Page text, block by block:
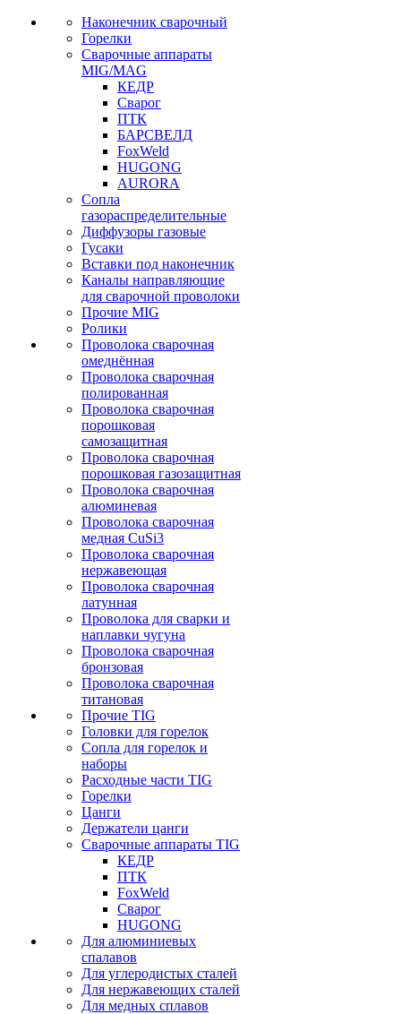
Наконечник сварочный
Горелки
Сварочные аппараты
MIG/MAG
КЕДР
Сварог
ПТК
БАРСВЕЛД
FoxWeld
HUGONG
AURORA
Сопла
газораспределительные
Диффузоры газовые
Гусаки
Вставки под наконечник
Каналы направляющие
для сварочной проволоки
Прочие MIG
Ролики
Проволока сварочная
омеднённая
Проволока сварочная
полированная
Проволока сварочная
порошковая
самозащитная
Проволока сварочная
порошковая газозащитная
Проволока сварочная
алюминевая
Проволока сварочная
медная CuSi3
Проволока сварочная
нержавеющая
Проволока сварочная
латунная
Проволока для сварки и
наплавки чугуна
Проволока сварочная
бронзовая
Проволока сварочная
титановая
Прочие TIG
Головки для горелок
Сопла для горелок и
наборы
Расходные части TIG
Горелки
Цанги
Держатели цанги
Сварочные аппараты TIG
КЕДР
ПТК
FoxWeld
Сварог
HUGONG
Для алюминиевых
спалавов
Для углеродистых сталей
Для нержавеющих сталей
Для медных сплавов